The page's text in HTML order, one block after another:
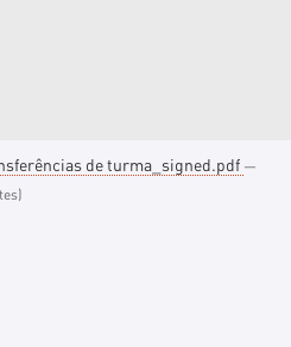
de turma_signed.pdf —